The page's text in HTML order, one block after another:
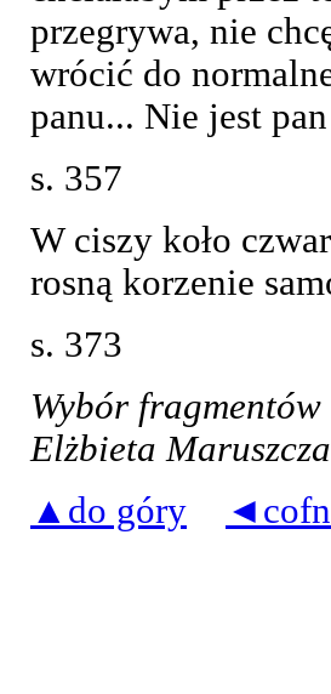
przegrywa, nie
wrócić do
panu... Nie jest
s. 357
W ciszy koło
rosną korzenie
s. 373
Wybór fragmentów
Elżbieta
▲do góry